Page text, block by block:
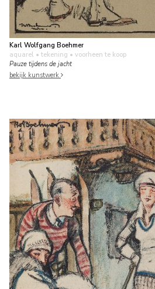
Karl Wolfgang Boehmer
aquarel • tekening • voorheen te koop
Pauze tijdens de jacht
bekijk kunstwerk